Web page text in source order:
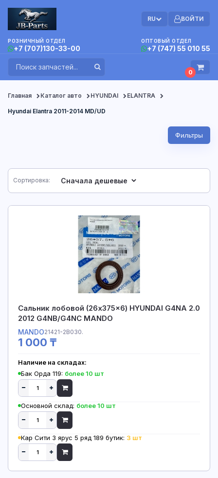
RU ВОЙТИ
РОЗНИЧНЫЙ ОТДЕЛ
+7 (707)130-33-00
ОПТОВЫЙ ОТДЕЛ
+7 (747) 55 010 55
0
Главная Каталог авто HYUNDAI ELANTRA
Hyundai Elantra 2011-2014 MD/UD
Фильтры
Сортировка:
Сальник лобовой (26x375x6) HYUNDAI G4NA 2.0
2012 G4NB/G4NC MANDO
MANDO21421-2B030.
1 000 ₸
Наличие на складах:
Бак Орда 119: более 10 шт
Основной склад: более 10 шт
Кар Сити 3 ярус 5 ряд 189 бутик: 3 шт